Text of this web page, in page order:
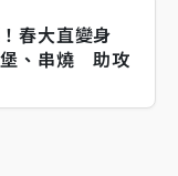
春大直變身
堡、串燒 助攻